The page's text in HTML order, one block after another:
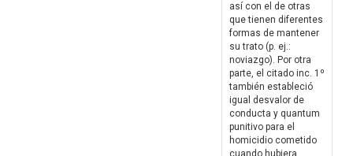
así con el de otras
que tienen diferentes
formas de mantener
su trato (p. ej.:
noviazgo). Por otra
parte, el citado inc. 1º
también estableció
igual desvalor de
conducta y quantum
punitivo para el
homicidio cometido